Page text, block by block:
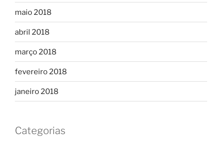
maio 2018
abril 2018
março 2018
fevereiro 2018
janeiro 2018
Categorias